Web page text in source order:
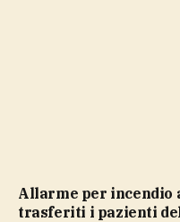
Allarme per incendio al Policlinico Gemelli,
trasferiti i pazienti